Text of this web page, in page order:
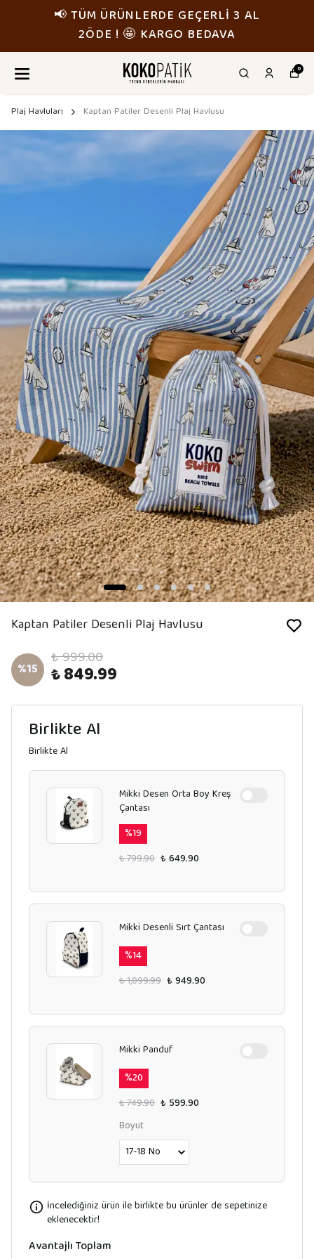
📢 TÜM ÜRÜNLERDE GEÇERLİ 3 AL
2ÖDE ! 🤩 KARGO BEDAVA
0
Plaj Havluları Kaptan Patiler Desenli Plaj Havlusu
Kaptan Patiler Desenli Plaj Havlusu
%15 ₺ 999.00
₺ 849.99
Birlikte Al
Birlikte Al
Mikki Desen Orta Boy Kreş
Çantası
%19
₺ 799.90 ₺ 649.90
Mikki Desenli Sırt Çantası
%14
₺ 1,099.99 ₺ 949.90
Mikki Panduf
%20
₺ 749.90 ₺ 599.90
Boyut
İncelediğiniz ürün ile birlikte bu ürünler de sepetinize
eklenecektir!
Avantajlı Toplam